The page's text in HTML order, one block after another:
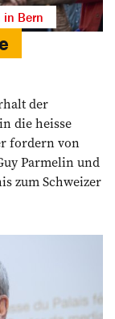
in Bern
der
die heisse
fordern von
Parmelin und
zum Schweizer